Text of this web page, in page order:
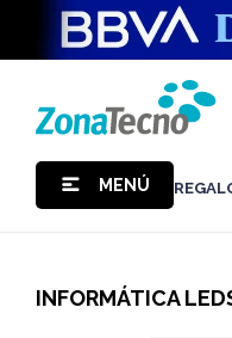
MENÚ
INFORMÁTICA